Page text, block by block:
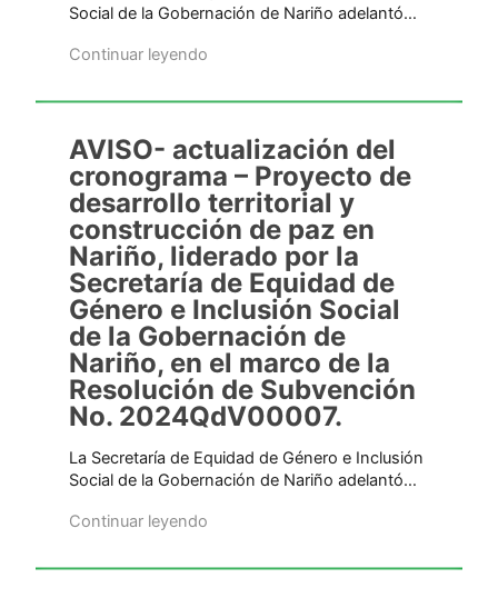
Social de la Gobernación de Nariño adelantó…
Continuar leyendo
AVISO- actualización del
cronograma – Proyecto de
desarrollo territorial y
construcción de paz en
Nariño, liderado por la
Secretaría de Equidad de
Género e Inclusión Social
de la Gobernación de
Nariño, en el marco de la
Resolución de Subvención
No. 2024QdV00007.
La Secretaría de Equidad de Género e Inclusión
Social de la Gobernación de Nariño adelantó…
Continuar leyendo